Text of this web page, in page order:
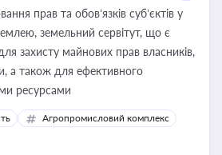
прав та обов’язків суб’єктів у
земельний сервітут, що є
захисту майнових прав власників,
а також для ефективного
ресурсами
Агропромисловий комплекс